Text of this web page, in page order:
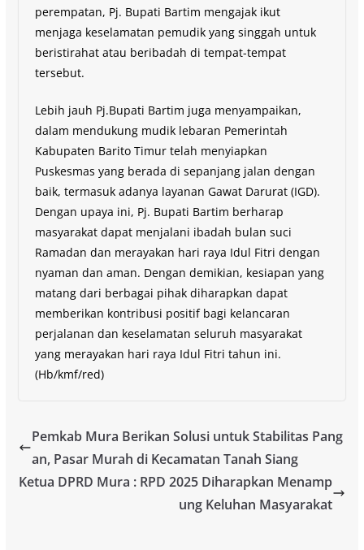
perempatan, Pj. Bupati Bartim mengajak ikut
menjaga keselamatan pemudik yang singgah untuk
beristirahat atau beribadah di tempat-tempat
tersebut.
Lebih jauh Pj.Bupati Bartim juga menyampaikan,
dalam mendukung mudik lebaran Pemerintah
Kabupaten Barito Timur telah menyiapkan
Puskesmas yang berada di sepanjang jalan dengan
baik, termasuk adanya layanan Gawat Darurat (IGD).
Dengan upaya ini, Pj. Bupati Bartim berharap
masyarakat dapat menjalani ibadah bulan suci
Ramadan dan merayakan hari raya Idul Fitri dengan
nyaman dan aman. Dengan demikian, kesiapan yang
matang dari berbagai pihak diharapkan dapat
memberikan kontribusi positif bagi kelancaran
perjalanan dan keselamatan seluruh masyarakat
yang merayakan hari raya Idul Fitri tahun ini.
(Hb/kmf/red)
Pemkab Mura Berikan Solusi untuk Stabilitas Pang
an, Pasar Murah di Kecamatan Tanah Siang
Ketua DPRD Mura : RPD 2025 Diharapkan Menamp
ung Keluhan Masyarakat